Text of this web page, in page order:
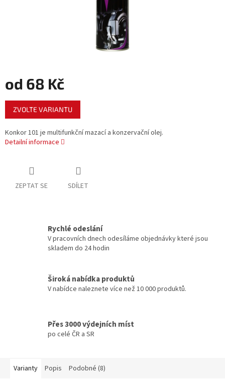
od 68 Kč
Měrná
cena:
ZVOLTE VARIANTU
Konkor 101 je multifunkční mazací a konzervační olej.
Detailní informace
ZEPTAT SE SDÍLET
Rychlé odeslání
V pracovních dnech odesíláme objednávky které jsou
skladem do 24 hodin
Široká nabídka produktů
V nabídce naleznete více než 10 000 produktů.
Přes 3000 výdejních míst
po celé ČR a SR
Varianty Popis Podobné (8)